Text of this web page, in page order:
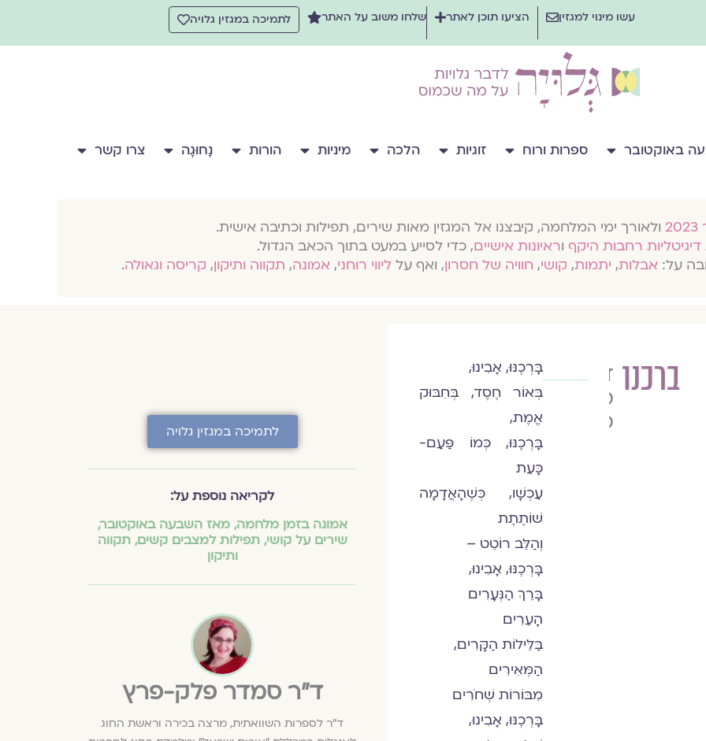
עשו מינוי למגזין הציעו תוכן לאתר שלחו משוב על האתר לתמיכה במגזין גלויה
באוקטובר ספרות ורוח זוגיות הלכה מיניות הורות נָחוּגָה צרו קשר
ולאורך ימי המלחמה, קיבצנו אל המגזין מאות שירים, תפילות וכתיבה אישית.
רחבות היקף וראיונות אישיים, כדי לסייע במעט בתוך הכאב הגדול.
על: אבלות, יתמות, קושי, חוויה של חסרון, ואף על ליווי רוחני, אמונה, תקווה ותיקון, קריסה וגאולה.
ברכנו ד״ר
סמדר
פלק-פרץ
בָּרְכֶנּוּ, אָבִינוּ,
בְּאוֹר חֶסֶד, בְּחִבּוּק
אֱמֶת,
בָּרְכֶנּוּ, כְּמוֹ פַּעַם-
כָּעֵת
עַכְשָׁו, כְּשֶׁהָאֲדָמָה
שׁוֹתֶתֶת
וְהַלֵּב רוֹטֵט –
בָּרְכֶנּוּ, אָבִינוּ,
בָּרֵךְ הַנְּעָרִים
הָעֵרִים
בַּלֵּילוֹת הַקָּרִים,
הַמְּאִירִים
מִבּוֹרוֹת שְׁחֹרִים
בָּרְכֶנּוּ, אָבִינוּ,
לתמיכה במגזין גלויה
לקריאה נוספת על:
אמונה בזמן מלחמה,מאז השבעה באוקטובר,
שירים על קושי,תפילות למצבים קשים,תקווה
ותיקון
ד״ר סמדר פלק-פרץ
ד"ר לספרות השוואתית, מרצה בכירה וראשת החוג